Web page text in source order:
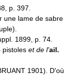
p. 397.
une lame de sabre
1899, p. 74.
pistoles et de l'ail.
1901). D'où